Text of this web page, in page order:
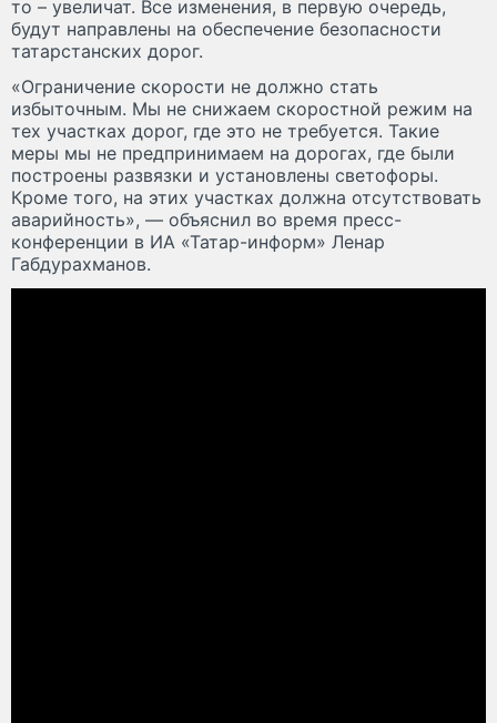
то – увеличат. Все изменения, в первую очередь,
будут направлены на обеспечение безопасности
татарстанских дорог.
«Ограничение скорости не должно стать
избыточным. Мы не снижаем скоростной режим на
тех участках дорог, где это не требуется. Такие
меры мы не предпринимаем на дорогах, где были
построены развязки и установлены светофоры.
Кроме того, на этих участках должна отсутствовать
аварийность», — объяснил во время пресс-
конференции в ИА «Татар-информ» Ленар
Габдурахманов.